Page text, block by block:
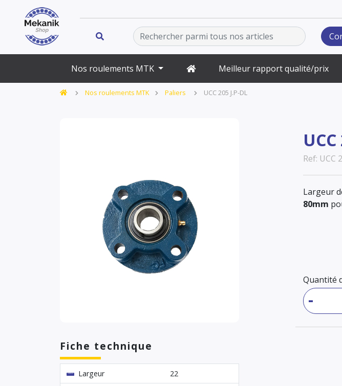
Nos roulements MTK Meilleur rapport qualité/prix
Nos roulements MTK Paliers UCC 205 J.P-DL
Ref: UCC
Largeur
80mm
Quantité
-
Fiche technique
Largeur
22